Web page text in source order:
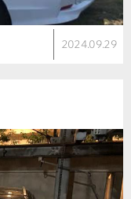
2024.09.29